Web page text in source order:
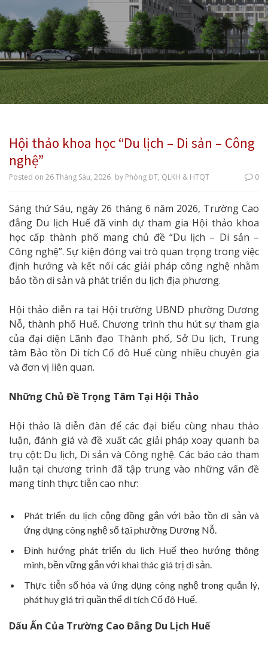
Hội thảo khoa học “Du lịch – Di sản – Công
nghệ”
Posted on 26 Tháng Sáu, 2026 by Phòng ĐT, QLKH & HTQT 0
Sáng thứ Sáu, ngày 26 tháng 6 năm 2026, Trường Cao
đẳng Du lịch Huế đã vinh dự tham gia Hội thảo khoa
học cấp thành phố mang chủ đề “Du lịch – Di sản –
Công nghệ”. Sự kiện đóng vai trò quan trọng trong việc
định hướng và kết nối các giải pháp công nghệ nhằm
bảo tồn di sản và phát triển du lịch địa phương.
Hội thảo diễn ra tại Hội trường UBND phường Dương
Nỗ, thành phố Huế. Chương trình thu hút sự tham gia
của đại diện Lãnh đạo Thành phố, Sở Du lịch, Trung
tâm Bảo tồn Di tích Cố đô Huế cùng nhiều chuyên gia
và đơn vị liên quan.
Những Chủ Đề Trọng Tâm Tại Hội Thảo
Hội thảo là diễn đàn để các đại biểu cùng nhau thảo
luận, đánh giá và đề xuất các giải pháp xoay quanh ba
trụ cột: Du lịch, Di sản và Công nghệ. Các báo cáo tham
luận tại chương trình đã tập trung vào những vấn đề
mang tính thực tiễn cao như:
Phát triển du lịch cộng đồng gắn với bảo tồn di sản và
ứng dụng công nghệ số tại phường Dương Nỗ.
Định hướng phát triển du lịch Huế theo hướng thông
minh, bền vững gắn với khai thác giá trị di sản.
Thực tiễn số hóa và ứng dụng công nghệ trong quản lý,
phát huy giá trị quần thể di tích Cố đô Huế.
Dấu Ấn Của Trường Cao Đẳng Du Lịch Huế